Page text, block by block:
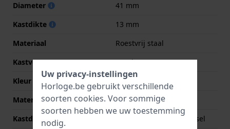
Diameter
41 mm
Kastdikte
13 mm
Materiaal
Roestvrij staal
Kastvorm
Rond
Kleur kast
Zilver
Materiaal kastdeksel
Roestvrij staal
Kastdeksel
Geschroefde achterdeksel
Uw privacy-instellingen
Horloge.be gebruikt verschillende
soorten cookies. Voor sommige
soorten hebben we uw toestemming
nodig.